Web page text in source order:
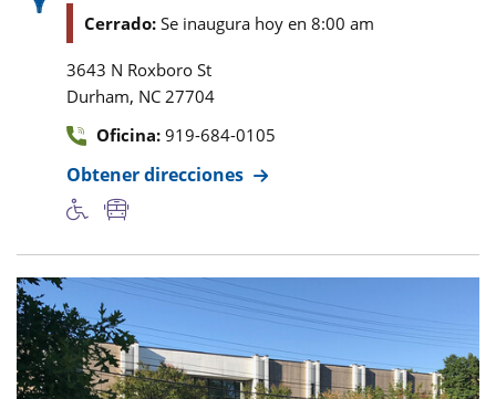
Cerrado: Se inaugura hoy en 8:00 am
3643 N Roxboro St
Durham, NC 27704
Oficina: 919-684-0105
Obtener direcciones